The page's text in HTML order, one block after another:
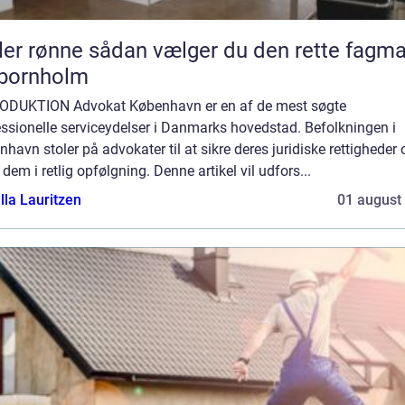
vælger du den rette fagmand
Advokat København er en af de mest søgte
serviceydelser i Danmarks hovedstad. Befolkningen i
stoler på advokater til at sikre deres juridiske rettigheder
i retlig opfølgning. Denne artikel vil udfors...
Lauritzen
01 august